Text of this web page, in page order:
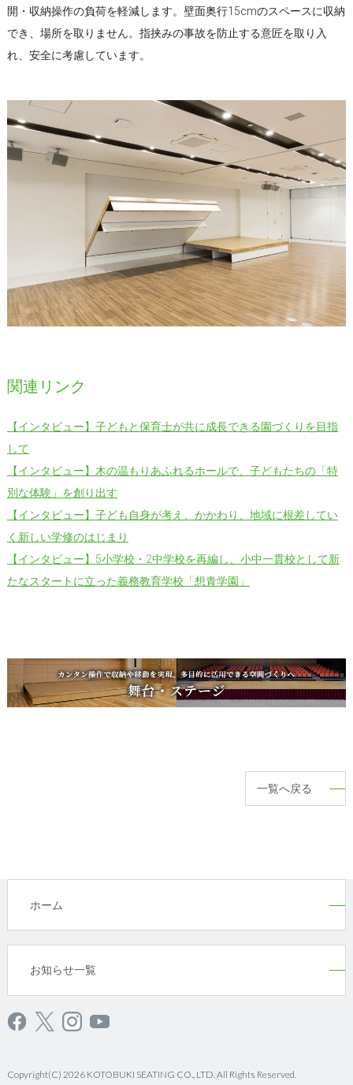
開・収納操作の負荷を軽減します。壁面奥行15cmのスペースに収納
でき、場所を取りません。指挟みの事故を防止する意匠を取り入
れ、安全に考慮しています。
関連リンク
【インタビュー】子どもと保育士が共に成長できる園づくりを目指
して
【インタビュー】木の温もりあふれるホールで、子どもたちの「特
別な体験」を創り出す
【インタビュー】子ども自身が考え、かかわり、地域に根差してい
く新しい学修のはじまり
【インタビュー】5小学校・2中学校を再編し、小中一貫校として新
たなスタートに立った義務教育学校「想青学園」
一覧へ戻る
ホーム
お知らせ一覧
Copyright(C) 2026 KOTOBUKI SEATING CO., LTD. All Rights Reserved.